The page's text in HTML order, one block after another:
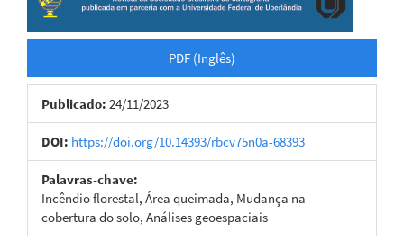
PDF (Inglês)
Publicado: 24/11/2023
DOI: https://doi.org/10.14393/rbcv75n0a-68393
Palavras-chave:
Incêndio florestal, Área queimada, Mudança na
cobertura do solo, Análises geoespaciais